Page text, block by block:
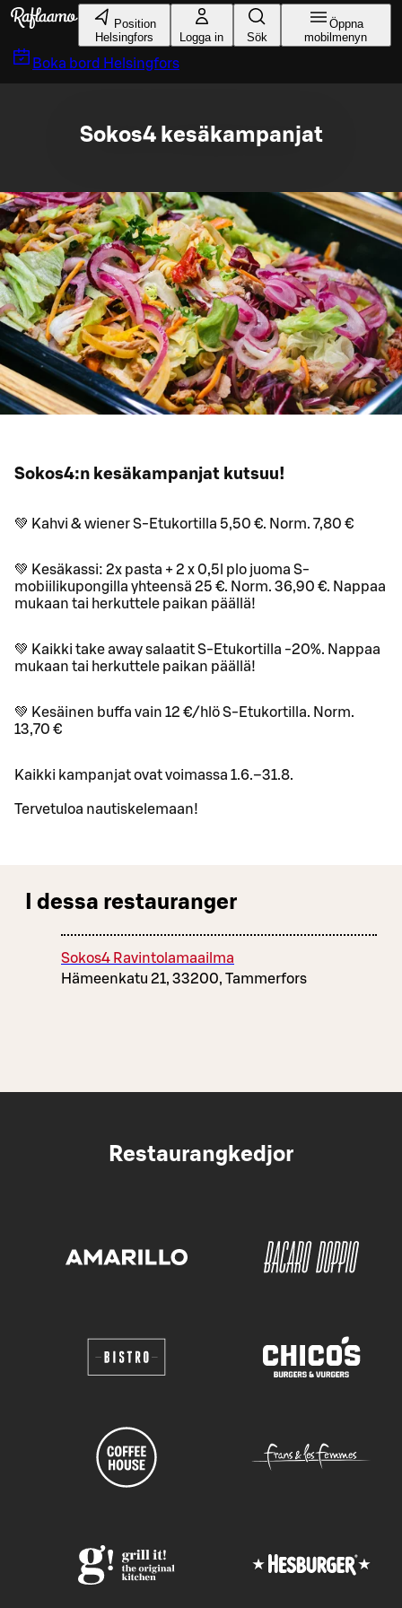
Gå till huvudinnehållet
Position
Helsingfors
Logga in Sök
Öppna
mobilmenyn
Boka bord Helsingfors
Sokos4 kesäkampanjat
Sokos4:n kesäkampanjat kutsuu!
💚 Kahvi & wiener S-Etukortilla 5,50 €. Norm. 7,80 €
💚 Kesäkassi: 2x pasta + 2 x 0,5l plo juoma S-
mobiilikupongilla yhteensä 25 €. Norm. 36,90 €. Nappaa
mukaan tai herkuttele paikan päällä!
💚 Kaikki take away salaatit S-Etukortilla -20%. Nappaa
mukaan tai herkuttele paikan päällä!
💚 Kesäinen buffa vain 12 €/hlö S-Etukortilla. Norm.
13,70 €
Kaikki kampanjat ovat voimassa 1.6.–31.8.
Tervetuloa nautiskelemaan!
I dessa restauranger
Sokos4 Ravintolamaailma
Hämeenkatu 21, 33200, Tammerfors
Restaurangkedjor